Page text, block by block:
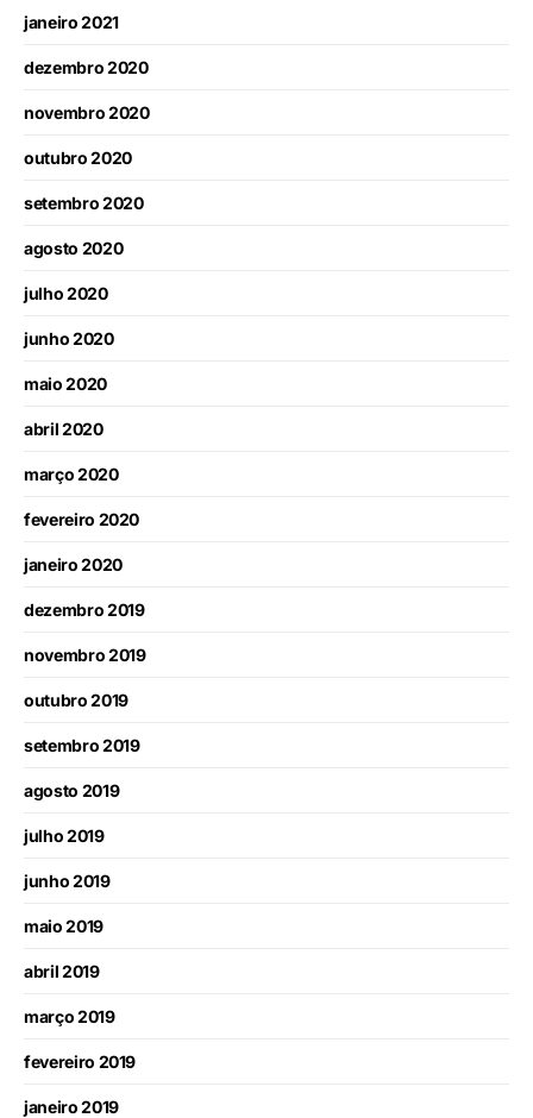
janeiro 2021
dezembro 2020
novembro 2020
outubro 2020
setembro 2020
agosto 2020
julho 2020
junho 2020
maio 2020
abril 2020
março 2020
fevereiro 2020
janeiro 2020
dezembro 2019
novembro 2019
outubro 2019
setembro 2019
agosto 2019
julho 2019
junho 2019
maio 2019
abril 2019
março 2019
fevereiro 2019
janeiro 2019